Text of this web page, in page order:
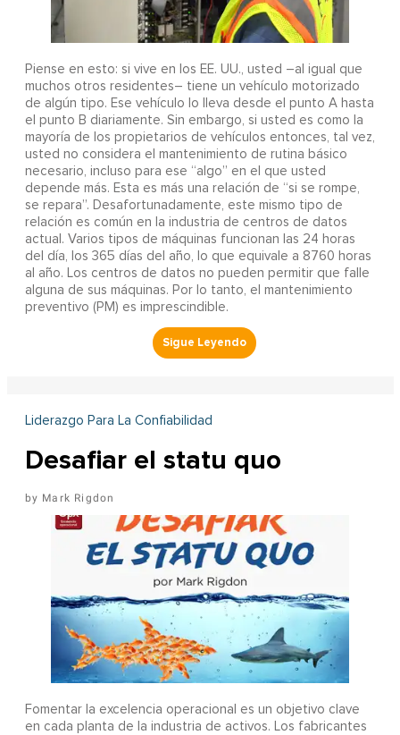
Piense en esto: si vive en los EE. UU., usted –al igual que
muchos otros residentes– tiene un vehículo motorizado
de algún tipo. Ese vehículo lo lleva desde el punto A hasta
el punto B diariamente. Sin embargo, si usted es como la
mayoría de los propietarios de vehículos entonces, tal vez,
usted no considera el mantenimiento de rutina básico
necesario, incluso para ese “algo” en el que usted
depende más. Esta es más una relación de “si se rompe,
se repara”. Desafortunadamente, este mismo tipo de
relación es común en la industria de centros de datos
actual. Varios tipos de máquinas funcionan las 24 horas
del día, los 365 días del año, lo que equivale a 8760 horas
al año. Los centros de datos no pueden permitir que falle
alguna de sus máquinas. Por lo tanto, el mantenimiento
preventivo (PM) es imprescindible.
Liderazgo Para La Confiabilidad
Desafiar el statu quo
Mark Rigdon
Fomentar la excelencia operacional es un objetivo clave
en cada planta de la industria de activos. Los fabricantes